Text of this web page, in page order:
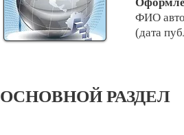
ФИО
(дата
ОСНОВНОЙ РАЗДЕЛ